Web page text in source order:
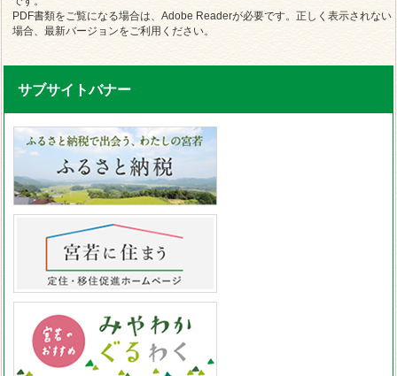
PDF書類をご覧になる場合は、Adobe Readerが必要です。正しく表示されない
場合、最新バージョンをご利用ください。
サブサイトバナー